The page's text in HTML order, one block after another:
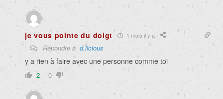
je vous pointe du doigt 1 mois il y a
Répondre à d.licious
y a rien à faire avec une personne comme toi
2 0